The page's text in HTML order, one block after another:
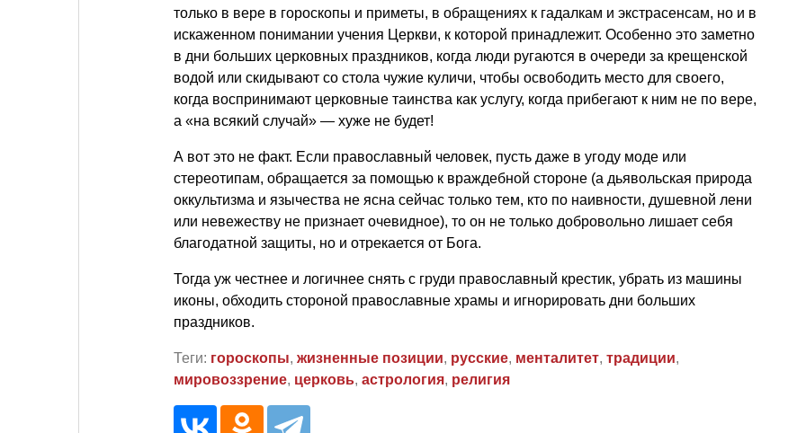
только в вере в гороскопы и приметы, в обращениях к гадалкам и экстрасенсам, но и в
искаженном понимании учения Церкви, к которой принадлежит. Особенно это заметно
в дни больших церковных праздников, когда люди ругаются в очереди за крещенской
водой или скидывают со стола чужие куличи, чтобы освободить место для своего,
когда воспринимают церковные таинства как услугу, когда прибегают к ним не по вере,
а «на всякий случай» — хуже не будет!
А вот это не факт. Если православный человек, пусть даже в угоду моде или
стереотипам, обращается за помощью к враждебной стороне (а дьявольская природа
оккультизма и язычества не ясна сейчас только тем, кто по наивности, душевной лени
или невежеству не признает очевидное), то он не только добровольно лишает себя
благодатной защиты, но и отрекается от Бога.
Тогда уж честнее и логичнее снять с груди православный крестик, убрать из машины
иконы, обходить стороной православные храмы и игнорировать дни больших
праздников.
Теги: гороскопы, жизненные позиции, русские, менталитет, традиции,
мировоззрение, церковь, астрология, религия